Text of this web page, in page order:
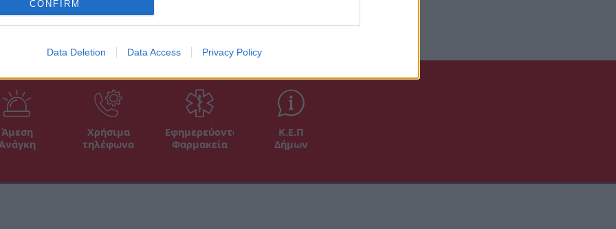
CONFIRM
Data Deletion Data Access Privacy Policy
Άμεση
Χρήσιμα
τηλέφωνα
Εφημερεύοντα
Φαρμακεία
Κ.Ε.Π
Δήμων